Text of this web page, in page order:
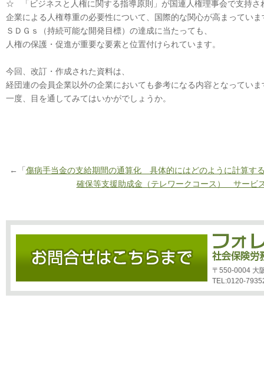
☆ 「ビジネスと人権に関する指導原則」が国連人権理事会で支持さ
企業による人権尊重の必要性について、国際的な関心が高まっていま
ＳＤＧｓ（持続可能な開発目標）の達成に当たっても、
人権の保護・促進が重要な要素と位置付けられています。
今回、改訂・作成された資料は、
経団連の会員企業以外の企業においても参考になる内容となっていま
一度、目を通してみてはいかがでしょうか。
←「 傷病手当金の支給期間の通算化 具体的にはどのように計算す
確保等支援助成金（テレワークコース） サービ
〒550-0004 大
TEL:0120-